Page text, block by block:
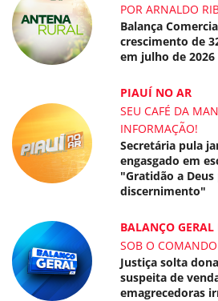
POR ARNALDO
Balança
crescimento de
em julho de 2026
PIAUÍ NO AR
SEU CAFÉ DA
INFORMAÇÃO!
Secretária pula
engasgado em
"Gratidão a
discernimento"
BALANÇO
SOB O
Justiça solta
suspeita de
emagrecedoras